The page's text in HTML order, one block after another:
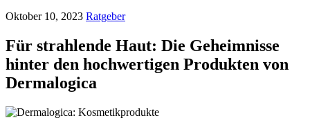
Oktober 10, 2023 Ratgeber
Für strahlende Haut: Die Geheimnisse
hinter den hochwertigen Produkten von
Dermalogica